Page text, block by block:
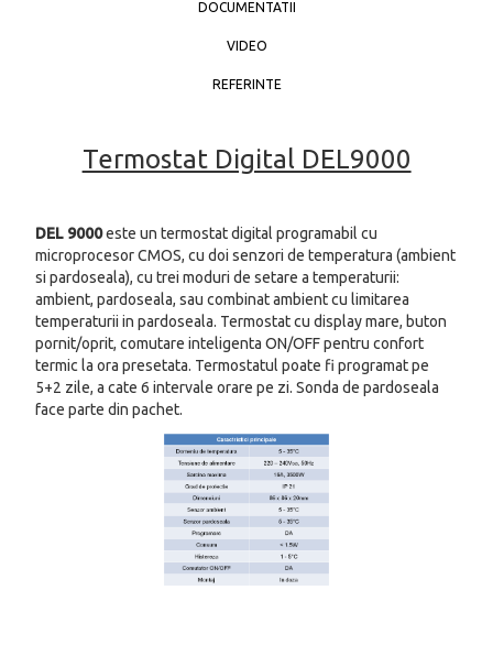
DOCUMENTATII
VIDEO
REFERINTE
Termostat Digital DEL9000
DEL 9000este un termostat digital programabil cu
microprocesor CMOS, cu doi senzori de temperatura (ambient
si pardoseala), cu trei moduri de setare a temperaturii:
ambient, pardoseala, sau combinat ambient cu limitarea
temperaturii in pardoseala. Termostat cu display mare, buton
pornit/oprit, comutare inteligenta ON/OFF pentru confort
termic la ora presetata. Termostatul poate fi programat pe
5+2 zile, a cate 6 intervale orare pe zi. Sonda de pardoseala
face parte din pachet.